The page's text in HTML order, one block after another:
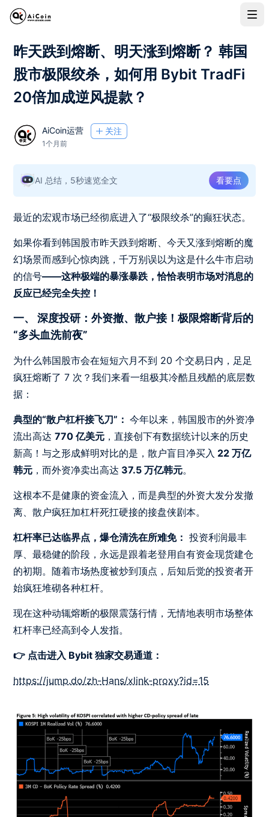
昨天跌到熔断、明天涨到熔断？ 韩国
股市极限绞杀，如何用 Bybit TradFi
20倍加成逆风提款？
AiCoin运营 关注
1个月前
AI 总结，5秒速览全文 看要点
最近的宏观市场已经彻底进入了“极限绞杀”的癫狂状态。
如果你看到韩国股市昨天跌到熔断、今天又涨到熔断的魔
幻场景而感到心惊肉跳，千万别误以为这是什么牛市启动
的信号——这种极端的暴涨暴跌，恰恰表明市场对消息的
反应已经完全失控！
一、 深度投研：外资撤、散户接！极限熔断背后的
“多头血洗前夜”
为什么韩国股市会在短短六月不到 20 个交易日内，足足
疯狂熔断了 7 次？我们来看一组极其冷酷且残酷的底层数
据：
典型的“散户杠杆接飞刀”：今年以来，韩国股市的外资净
流出高达770 亿美元 ，直接创下有数据统计以来的历史
新高！与之形成鲜明对比的是，散户盲目净买入 22 万亿
韩元 ，而外资净卖出高达 37.5 万亿韩元。
这根本不是健康的资金流入，而是典型的外资大发分发撤
离、散户疯狂加杠杆死扛硬接的接盘侠剧本。
杠杆率已达临界点，爆仓清洗在所难免： 投资利润最丰
厚、最稳健的阶段，永远是跟着老登用自有资金现货建仓
的初期。随着市场热度被炒到顶点，后知后觉的投资者开
始疯狂堆砌各种杠杆。
现在这种动辄熔断的极限震荡行情，无情地表明市场整体
杠杆率已经高到令人发指。
👉 点击进入 Bybit 独家交易通道：
https://jump.do/zh-Hans/xlink-proxy?id=15